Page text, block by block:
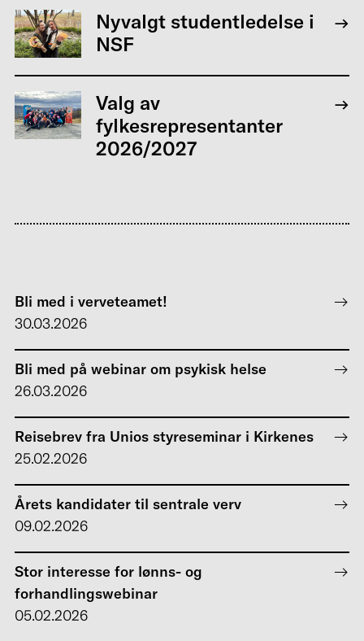
Nyvalgt studentledelse i
NSF
Valg av
fylkesrepresentanter
2026/2027
Bli med i verveteamet!
30.03.2026
Bli med på webinar om psykisk helse
26.03.2026
Reisebrev fra Unios styreseminar i Kirkenes
25.02.2026
Årets kandidater til sentrale verv
09.02.2026
Stor interesse for lønns- og
forhandlingswebinar
05.02.2026